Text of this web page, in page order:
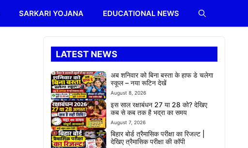
SARKARI YOJANA EDUCATIONAL NEWS
LATEST NEWS
अब शनिवार को बिना बस्ता के हाफ डे चलेगा
स्कूल – नया रूटिन देखें
August 8, 2026
इस साल रक्षाबंधन 27 या 28 को? देखिए
कब से कब तक है भद्रा का समय
August 7, 2026
बिहार बोर्ड त्रैमासिक परीक्षा का रिजल्ट |
देखिए त्रैमासिक परीक्षा की कॉपी